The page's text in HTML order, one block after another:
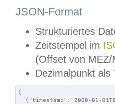
JSON-Format
Strukturiertes
Zeitstempel im
(Offset von MEZ/
Dezimalpunkt als
[
{"timestamp":"2000-01-